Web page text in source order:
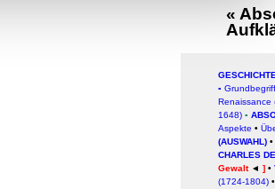
«
▪
Renaissance
1648) ▪
Aspekte •
(AUSWAHL) •
CHARLES
Gewalt ◄ ] •
(1724-1804)